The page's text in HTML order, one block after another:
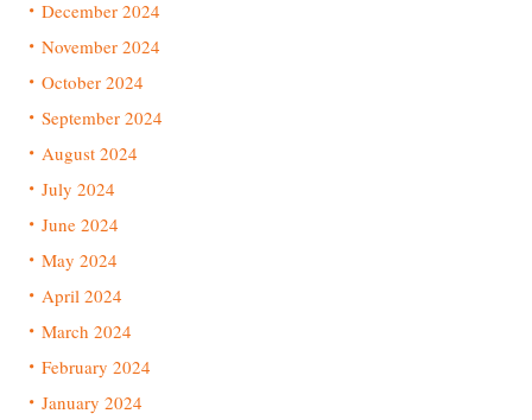
December 2024
November 2024
October 2024
September 2024
August 2024
July 2024
June 2024
May 2024
April 2024
March 2024
February 2024
January 2024